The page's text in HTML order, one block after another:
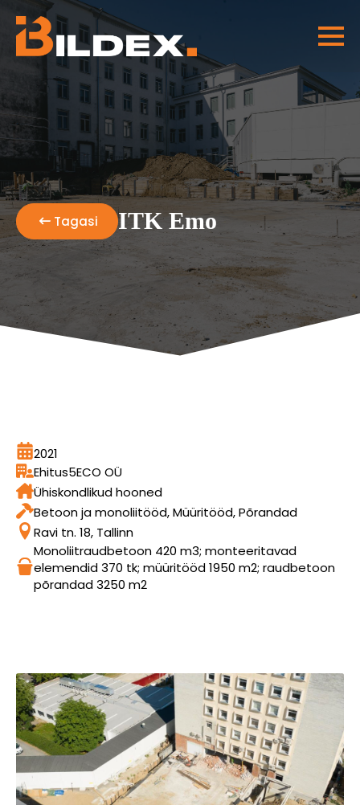
Tagasi ITK Emo
2021
Ehitus5ECO OÜ
Ühiskondlikud hooned
Betoon ja monoliitööd, Müüritööd, Põrandad
Ravi tn. 18, Tallinn
Monoliitraudbetoon 420 m3; monteeritavad
elemendid 370 tk; müüritööd 1950 m2; raudbetoon
põrandad 3250 m2